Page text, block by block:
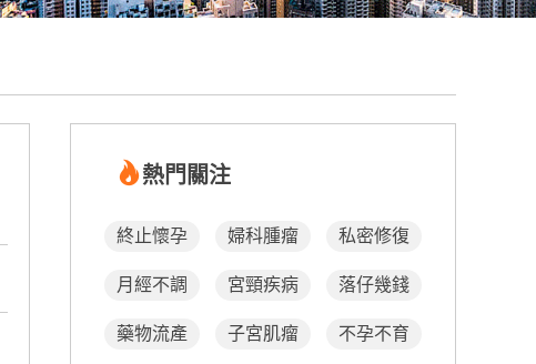
熱門關注
終止懷孕 婦科腫瘤 私密修復
月經不調 宮頸疾病 落仔幾錢
藥物流產 子宮肌瘤 不孕不育